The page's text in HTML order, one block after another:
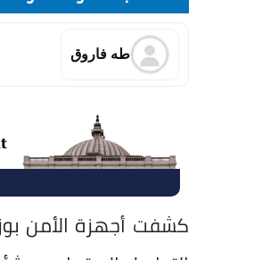
طه فاروق
كشفت أجهزة الأمن